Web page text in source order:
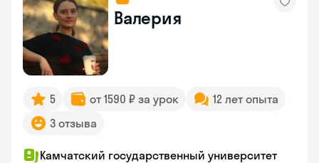
Валерия
5 от 1590 ₽ за урок
12 лет опыта
3 отзыва
Камчатский государственный университет